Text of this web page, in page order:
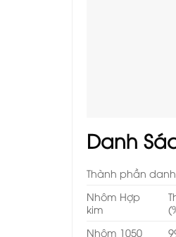
Danh
Thành phần
Nhôm Hợp
kim
Nhôm 1050